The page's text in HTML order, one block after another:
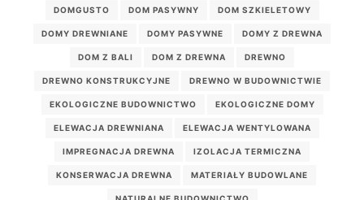
DOMGUSTO DOM PASYWNY DOM SZKIELETOWY
DOMY DREWNIANE DOMY PASYWNE DOMY Z DREWNA
DOM Z BALI DOM Z DREWNA DREWNO
DREWNO KONSTRUKCYJNE DREWNO W BUDOWNICTWIE
EKOLOGICZNE BUDOWNICTWO EKOLOGICZNE DOMY
ELEWACJA DREWNIANA ELEWACJA WENTYLOWANA
IMPREGNACJA DREWNA IZOLACJA TERMICZNA
KONSERWACJA DREWNA MATERIAŁY BUDOWLANE